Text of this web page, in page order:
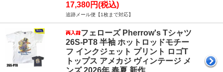
17,380円(税込)
追跡メール便【1枚まで対応】
フェローズ Pherrow's Tシャツ
26S-PT8 半袖 ホットロッドモチー
フ インクジェット プリント ロゴT
トップス アメカジ ヴィンテージ メ